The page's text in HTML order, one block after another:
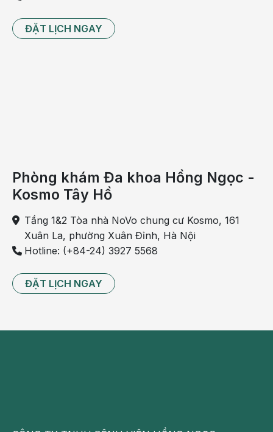
Dear Baby Town không đơn thuần là khu vui chơi
và phát triển kỹ năng dành cho trẻ nhỏ. Với mô hình
đến hành trình chăm sóc sức khỏe nhẹ nhàng, gần
ĐẶT LỊCH NGAY
Phòng khám Đa khoa Hồng Ngọc -
Kosmo Tây Hồ
Tầng 1&2 Tòa nhà NoVo chung cư Kosmo, 161
Xuân La, phường Xuân Đỉnh, Hà Nội
Hotline: (+84-24) 3927 5568
ĐẶT LỊCH NGAY